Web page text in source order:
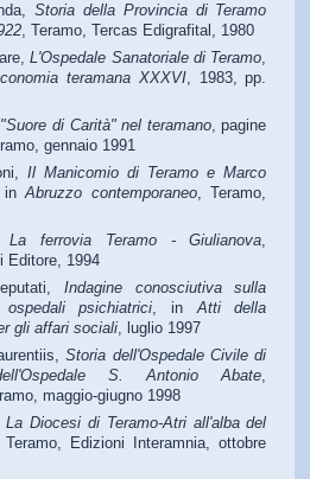
Storia della Provincia di Teramo
, Teramo, Tercas Edigrafital, 1980
L'Ospedale Sanatoriale di Teramo,
teramana XXXVI, 1983, pp.
di Carità" nel teramano, pagine
gennaio 1991
Il Manicomio di Teramo e Marco
inAbruzzo contemporaneo, Teramo,
La ferrovia Teramo - Giulianova,
Editore, 1994
Indagine conosciutiva sulla
psichiatrici, inAtti della
gli affari sociali, luglio 1997
Storia dell'Ospedale Civile di
S. Antonio Abate,
maggio-giugno 1998
La Diocesi di Teramo-Atri all'alba del
Teramo, Edizioni Interamnia, ottobre